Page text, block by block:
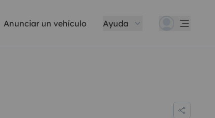
Anunciar un vehículo Ayuda